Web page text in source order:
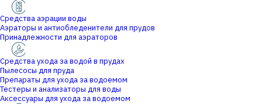
Средства аэрации воды
Аэраторы и антиобледенители для прудов
Принадлежности для аэраторов
Средства ухода за водой в прудах
Пылесосы для пруда
Препараты для ухода за водоемом
Тестеры и анализаторы для воды
Аксессуары для ухода за водоемом